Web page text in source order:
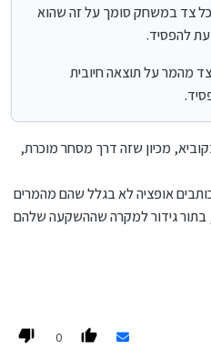
שכל צד במשחק סומך על זה שהוא
להפסיד.
מהמר על תוצאה חיובית
מכיון שזה דרך מסחר מוכרת,
אופציה לא בגלל שהם מהמרים
בתור גידור למקרה שההשקעה שלהם
0